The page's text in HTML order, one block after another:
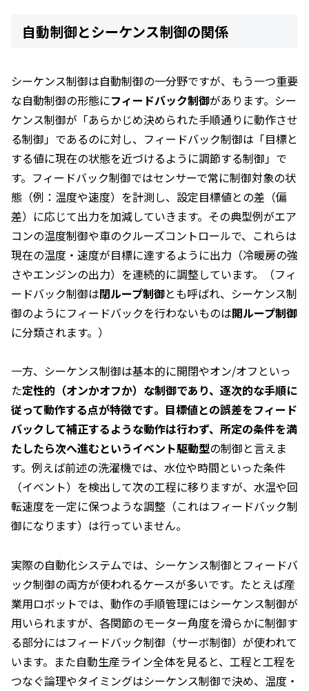
自動制御とシーケンス制御の関係
シーケンス制御は自動制御の一分野ですが、もう一つ重要
な自動制御の形態にフィードバック制御があります。シー
ケンス制御が「あらかじめ決められた手順通りに動作させ
る制御」であるのに対し、フィードバック制御は「目標と
する値に現在の状態を近づけるように調節する制御」で
す。フィードバック制御ではセンサーで常に制御対象の状
態（例：温度や速度）を計測し、設定目標値との差（偏
差）に応じて出力を加減していきます。その典型例がエア
コンの温度制御や車のクルーズコントロールで、これらは
現在の温度・速度が目標に達するように出力（冷暖房の強
さやエンジンの出力）を連続的に調整しています。（フィ
ードバック制御は閉ループ制御とも呼ばれ、シーケンス制
御のようにフィードバックを行わないものは開ループ制御
に分類されます。）
一方、シーケンス制御は基本的に開閉やオン/オフといっ
た定性的（オンかオフか）な制御であり、逐次的な手順に
従って動作する点が特徴です​。目標値との誤差をフィード
バックして補正するような動作は行わず、所定の条件を満
たしたら次へ進むというイベント駆動型の制御と言えま
す。例えば前述の洗濯機では、水位や時間といった条件
（イベント）を検出して次の工程に移りますが、水温や回
転速度を一定に保つような調整（これはフィードバック制
御になります）は行っていません。
実際の自動化システムでは、シーケンス制御とフィードバ
ック制御の両方が使われるケースが多いです。たとえば産
業用ロボットでは、動作の手順管理にはシーケンス制御が
用いられますが、各関節のモーター角度を滑らかに制御す
る部分にはフィードバック制御（サーボ制御）が使われて
います。また自動生産ライン全体を見ると、工程と工程を
つなぐ論理やタイミングはシーケンス制御で決め、温度・